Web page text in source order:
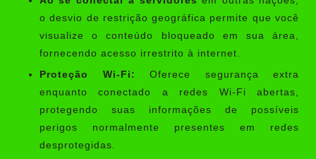
o desvio de restrição geográfica permite que você
visualize o conteúdo bloqueado em sua área,
fornecendo acesso irrestrito à internet.
Proteção Wi-Fi: Oferece segurança extra
enquanto conectado a redes Wi-Fi abertas,
protegendo suas informações de possíveis
perigos normalmente presentes em redes
desprotegidas.